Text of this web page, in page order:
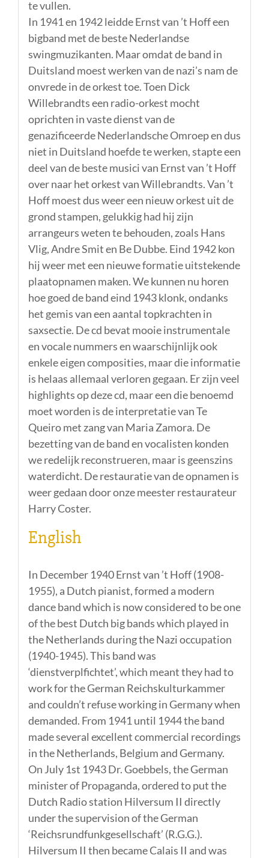
te vullen.
In 1941 en 1942 leidde Ernst van ’t Hoff een
bigband met de beste Nederlandse
swingmuzikanten. Maar omdat de band in
Duitsland moest werken van de nazi’s nam de
onvrede in de orkest toe. Toen Dick
Willebrandts een radio-orkest mocht
oprichten in vaste dienst van de
genazificeerde Nederlandsche Omroep en dus
niet in Duitsland hoefde te werken, stapte een
deel van de beste musici van Ernst van ’t Hoff
over naar het orkest van Willebrandts. Van ’t
Hoff moest dus weer een nieuw orkest uit de
grond stampen, gelukkig had hij zijn
arrangeurs weten te behouden, zoals Hans
Vlig, Andre Smit en Be Dubbe. Eind 1942 kon
hij weer met een nieuwe formatie uitstekende
plaatopnamen maken. We kunnen nu horen
hoe goed de band eind 1943 klonk, ondanks
het gemis van een aantal topkrachten in
saxsectie. De cd bevat mooie instrumentale
en vocale nummers en waarschijnlijk ook
enkele eigen composities, maar die informatie
is helaas allemaal verloren gegaan. Er zijn veel
highlights op deze cd, maar een die benoemd
moet worden is de interpretatie van Te
Queiro met zang van Maria Zamora. De
bezetting van de band en vocalisten konden
we redelijk reconstrueren, maar is geenszins
waterdicht. De restauratie van de opnamen is
weer gedaan door onze meester restaurateur
Harry Coster.
English
In December 1940 Ernst van ’t Hoff (1908-
1955), a Dutch pianist, formed a modern
dance band which is now considered to be one
of the best Dutch big bands which played in
the Netherlands during the Nazi occupation
(1940-1945). This band was
‘dienstverplfichtet’, which meant they had to
work for the German Reichskulturkammer
and couldn’t refuse working in Germany when
demanded. From 1941 until 1944 the band
made several excellent commercial recordings
in the Netherlands, Belgium and Germany.
On July 1st 1943 Dr. Goebbels, the German
minister of Propaganda, ordered to put the
Dutch Radio station Hilversum II directly
under the supervision of the German
‘Reichsrundfunkgesellschaft’ (R.G.G.).
Hilversum II then became Calais II and was